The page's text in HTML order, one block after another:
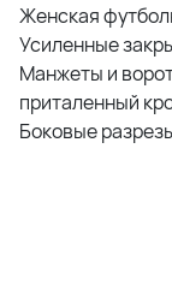
Женская
Усиленные
Манжеты и
приталенный
Боковые